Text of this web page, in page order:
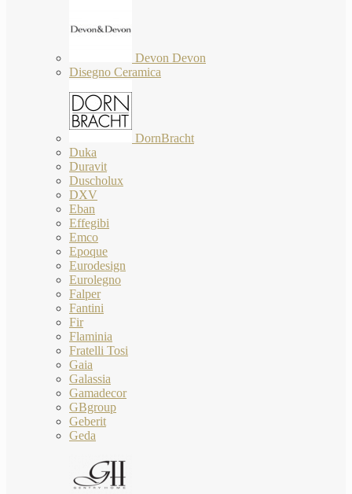
Devon Devon
Disegno Ceramica
DornBracht
Duka
Duravit
Duscholux
DXV
Eban
Effegibi
Emco
Epoque
Eurodesign
Eurolegno
Falper
Fantini
Fir
Flaminia
Fratelli Tosi
Gaia
Galassia
Gamadecor
GBgroup
Geberit
Geda